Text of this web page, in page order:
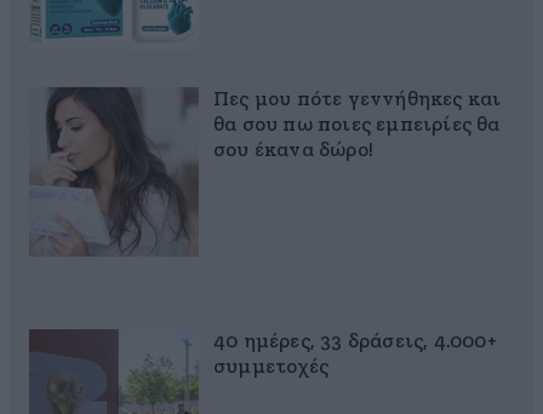
Πες μου πότε γεννήθηκες και
θα σου πω ποιες εμπειρίες θα
σου έκανα δώρο!
40 ημέρες, 33 δράσεις, 4.000+
συμμετοχές